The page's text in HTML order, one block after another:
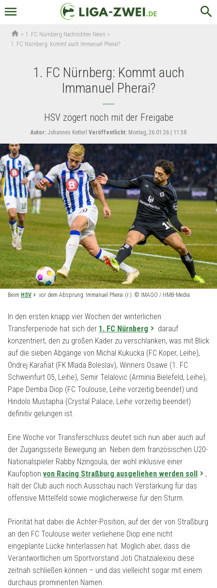
menu search
home > 1. FC Nürnberg Nachrichten News >
1. FC Nürnberg: Kommt auch Immanuel Pherai?
1. FC Nürnberg: Kommt auch
Immanuel Pherai?
HSV zögert noch mit der Freigabe
Autor: Johannes Ketterl Veröffentlicht: Montag, 26.01.26 | 11:58
Beim HSV vor dem Absprung: Immanuel Pherai (r.). © IMAGO / HMB-Media
In den ersten knapp vier Wochen der winterlichen
Transferperiode hat sich der 1. FC Nürnberg
darauf
konzentriert, den zu großen Kader zu verschlanken, was mit Blick
auf die sieben Abgänge von Michal Kukucka (FC Koper, Leihe),
Ondrej Karafiat (FK Mlada Boleslav), Winners Osawe (1. FC
Schweinfurt 05, Leihe), Semir Telalovic (Arminia Bielefeld, Leihe),
Pape Demba Diop (FC Toulouse, Leihe vorzeitig beendet) und
Hindolo Mustapha (Crystal Palace, Leihe vorzeitig beendet)
definitiv gelungen ist.
Eine Woche vor Transferschluss deutet sich nun aber auch auf
der Zugangsseite Bewegung an. Neben dem französischen U20-
Nationalspieler Rabby Nzingoula, der wohl inklusive einer
Kaufoption von Racing Straßburg ausgeliehen werden soll
,
hält der Club auch noch Ausschau nach Verstärkung für das
offensive Mittelfeld sowie möglicherweise für den Sturm.
Priorität hat dabei die Achter-Position, auf der der von Straßburg
an den FC Toulouse weiter verliehene Diop eine nicht
eingeplante Lücke hinterlassen hat. Möglich aber, dass die
Verantwortlichen um Sportvorstand Joti Chatzialexiou diese
zeitnah schließen können – und das vielleicht sogar mit einem
durchaus prominenten Namen.